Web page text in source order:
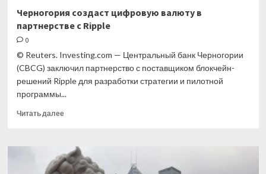
Черногория создаст цифровую валюту в
партнерстве с Ripple
0
© Reuters. Investing.com — Центральный банк Черногории
(CBCG) заключил партнерство с поставщиком блокчейн-
решений Ripple для разработки стратегии и пилотной
программы...
Читать далееПрочитать
Черногория
создаст
цифровую